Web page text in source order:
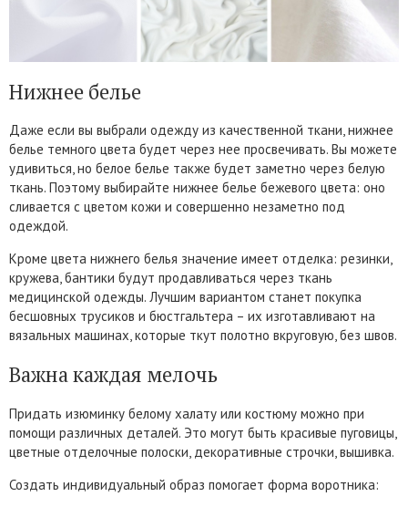
Нижнее белье
Даже если вы выбрали одежду из качественной ткани, нижнее
белье темного цвета будет через нее просвечивать. Вы можете
удивиться, но белое белье также будет заметно через белую
ткань. Поэтому выбирайте нижнее белье бежевого цвета: оно
сливается с цветом кожи и совершенно незаметно под
одеждой.
Кроме цвета нижнего белья значение имеет отделка: резинки,
кружева, бантики будут продавливаться через ткань
медицинской одежды. Лучшим вариантом станет покупка
бесшовных трусиков и бюстгальтера – их изготавливают на
вязальных машинах, которые ткут полотно вкруговую, без швов.
Важна каждая мелочь
Придать изюминку белому халату или костюму можно при
помощи различных деталей. Это могут быть красивые пуговицы,
цветные отделочные полоски, декоративные строчки, вышивка.
Создать индивидуальный образ помогает форма воротника: